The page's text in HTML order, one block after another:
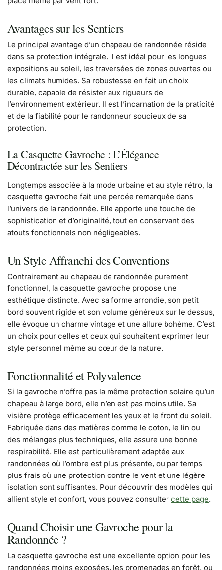
Avantages sur les Sentiers
Le principal avantage d’un chapeau de randonnée réside
dans sa protection intégrale. Il est idéal pour les longues
expositions au soleil, les traversées de zones ouvertes ou
les climats humides. Sa robustesse en fait un choix
durable, capable de résister aux rigueurs de
l’environnement extérieur. Il est l’incarnation de la praticité
et de la fiabilité pour le randonneur soucieux de sa
protection.
La Casquette Gavroche : L’Élégance
Décontractée sur les Sentiers
Longtemps associée à la mode urbaine et au style rétro, la
casquette gavroche fait une percée remarquée dans
l’univers de la randonnée. Elle apporte une touche de
sophistication et d’originalité, tout en conservant des
atouts fonctionnels non négligeables.
Un Style Affranchi des Conventions
Contrairement au chapeau de randonnée purement
fonctionnel, la casquette gavroche propose une
esthétique distincte. Avec sa forme arrondie, son petit
bord souvent rigide et son volume généreux sur le dessus,
elle évoque un charme vintage et une allure bohème. C’est
un choix pour celles et ceux qui souhaitent exprimer leur
style personnel même au cœur de la nature.
Fonctionnalité et Polyvalence
Si la gavroche n’offre pas la même protection solaire qu’un
chapeau à large bord, elle n’en est pas moins utile. Sa
visière protège efficacement les yeux et le front du soleil.
Fabriquée dans des matières comme le coton, le lin ou
des mélanges plus techniques, elle assure une bonne
respirabilité. Elle est particulièrement adaptée aux
randonnées où l’ombre est plus présente, ou par temps
plus frais où une protection contre le vent et une légère
isolation sont suffisantes. Pour découvrir des modèles qui
allient style et confort, vous pouvez consulter cette page.
Quand Choisir une Gavroche pour la
Randonnée ?
La casquette gavroche est une excellente option pour les
randonnées moins exposées, les promenades en forêt, ou